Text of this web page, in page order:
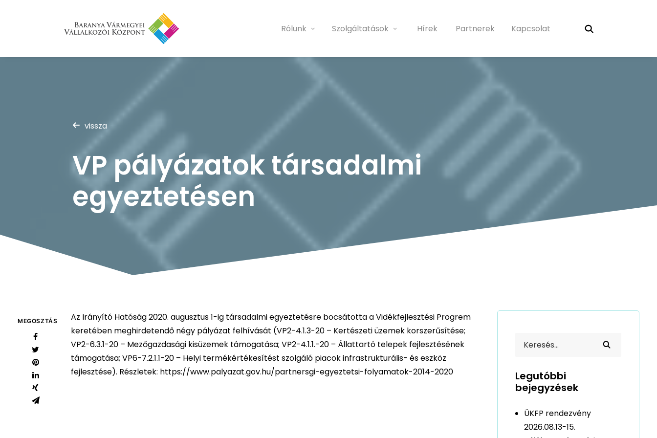
Rólunk Szolgáltatások Hírek Partnerek Kapcsolat
vissza
VP pályázatok társadalmi
egyeztetésen
MEGOSZTÁS
Az Irányító Hatóság 2020. augusztus 1-ig társadalmi egyeztetésre bocsátotta a Vidékfejlesztési Progrem
keretében meghirdetendő négy pályázat felhívását (VP2-4.1.3-20 – Kertészeti üzemek korszerűsítése;
VP2-6.3.1-20 – Mezőgazdasági kisüzemek támogatása; VP2-4.1.1.-20 – Állattartó telepek fejlesztésének
támogatása; VP6-7.2.1.1-20 – Helyi termékértékesítést szolgáló piacok infrastrukturális- és eszköz
fejlesztése). Részletek: https://www.palyazat.gov.hu/partnersgi-egyeztetsi-folyamatok-2014-2020
Legutóbbi
bejegyzések
ÜKFP rendezvény
2026.08.13-15.